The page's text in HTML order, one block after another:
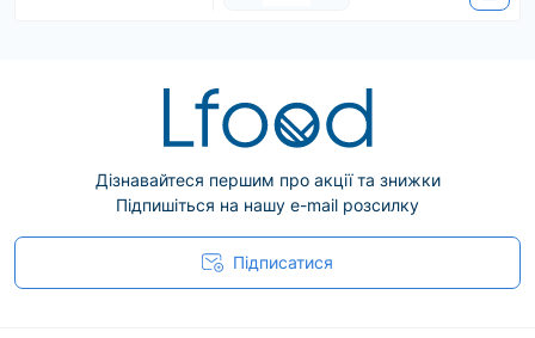
см або 200 см. Під час замовлення враховуйте
безперервно, вона безпечна у використанні і має
тривалий термін служби. Це найміцніша і
найпотужніша електрична машина, яку ви
можете знайти.
Дізнавайтеся першим про акції та знижки
Підпишіться на нашу e-mail розсилку
Підписатися